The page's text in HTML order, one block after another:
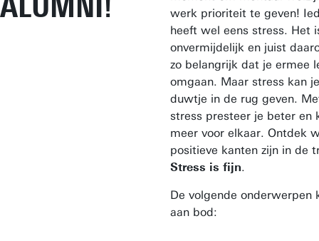
werk prioriteit te geven!
heeft wel eens stress. Het
onvermijdelijk en juist
zo belangrijk dat je ermee
omgaan. Maar stress kan
duwtje in de rug geven.
stress presteer je beter en
meer voor elkaar. Ontdek
positieve kanten zijn in de
Stress is fijn.
De volgende onderwerpen
aan bod: